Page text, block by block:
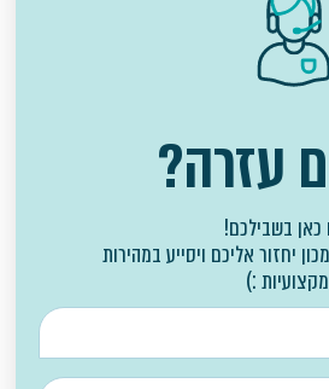
עזרה?
כאן בשבילכם!
יחזור אליכם ויסייע במהירות
:)